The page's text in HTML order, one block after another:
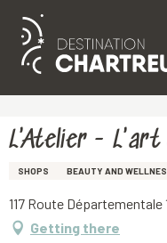
Aller
principal
L'Atelier - L'art
SHOPS BEAUTY AND
117 Route Départementale
Getting there